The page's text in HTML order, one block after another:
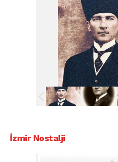
İzmir Nostalji